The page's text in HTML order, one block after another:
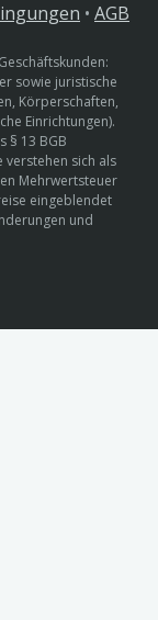
• AGB
sowie juristische
Körperschaften,
Einrichtungen).
§ 13 BGB
verstehen sich als
Mehrwertsteuer
eingeblendet
und